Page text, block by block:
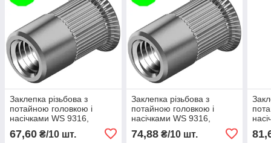
Заклепка різьбова з
потайною головкою і
насічками WS 9316,
нержавіюча сталь A2, М4
X 12.5
67,60 ₴/10 шт.
Заклепка різьбова з
потайною головкою і
насічками WS 9316,
нержавіюча сталь A2, М5
X 14
74,88₴/10 шт.
X 16